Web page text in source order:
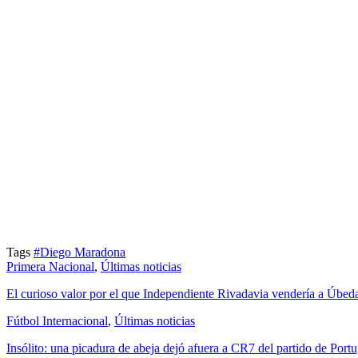
Tags #Diego Maradona
Primera Nacional, Últimas noticias
El curioso valor por el que Independiente Rivadavia vendería a
Fútbol Internacional, Últimas noticias
Insólito: una picadura de abeja dejó afuera a CR7 del partido de